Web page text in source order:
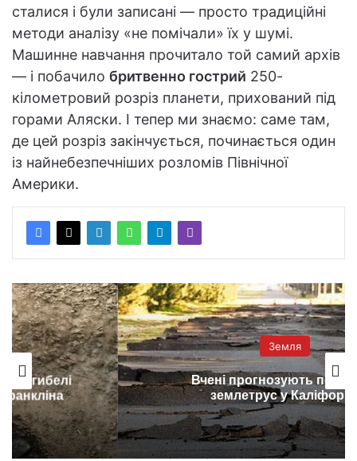
сталися і були записані — просто традиційні
методи аналізу «не помічали» їх у шумі.
Машинне навчання прочитало той самий архів
— і побачило бритвенно гострий 250-
кілометровий розріз планети, прихований під
горами Аляски. І тепер ми знаємо: саме там,
де цей розріз закінчується, починається один
із найнебезпечніших розломів Північної
Америки.
Земля
Вчені прогнозують потужний
землетрус у Каліфорнії